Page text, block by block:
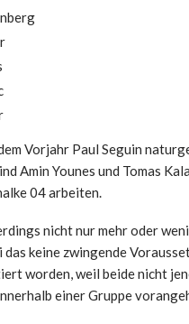
Vorjahr Paul Seguin
Amin Younes und Tomas
04 arbeiten.
nicht nur mehr oder
das keine zwingende
worden, weil beide nicht
einer Gruppe